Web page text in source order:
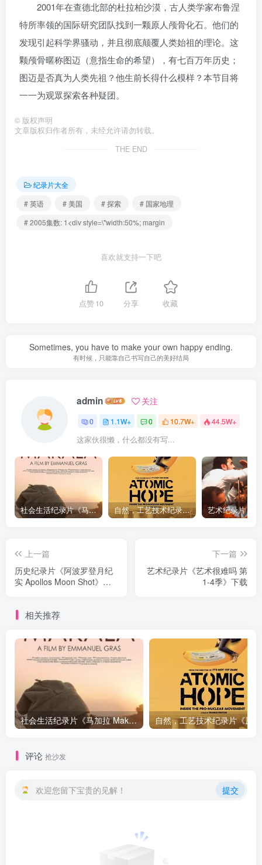
2001年在查德北部的杜拉柏沙漠，古人类学家布鲁涅
特所率领的国际研究团队找到一颗原人颅骨化石。他们的
发现引起科学界骚动，并且彻底颠覆人类始祖的理论。这
颗颅骨暱称图迈（意指生命的希望），有七百万年历史；
图迈是否真为人类先祖？他生前长得什么模样？本节目将
一一为观眾探索各种疑团。
© 版权声明
文章版权归作者所有，未经允许请勿转载。
THE END
纪录片大全
# 英语
# 美国 # 探索
# 国家地理
# 2005集数: 1<div style=\"width:50%; margin
喜欢就支持一下吧
点赞10 分享 收藏
Sometimes, you have to make your own happy ending.
有时候，只能靠自己书写自己的美好结局
admin 关注
0 1.1W+ 0 10.7W+ 44.5W+
这家伙很懒，什么都没有写...
社会生活纪录片《马加拉 Makala》下载 自然，工艺技术纪录片《原子能的希望 Atomic Hope – Inside the Pro-Nuclear Movement》下载
上一篇
历史纪录片《阿波罗登月纪
实 Apollos Moon Shot》下
下一篇
艺术纪录片《艺术很难吗 第
1-4季》下载
相关推荐
社会生活纪录片《马加拉 Makala》下载
评论 抢沙发
欢迎您留下宝贵的见解！ 提交